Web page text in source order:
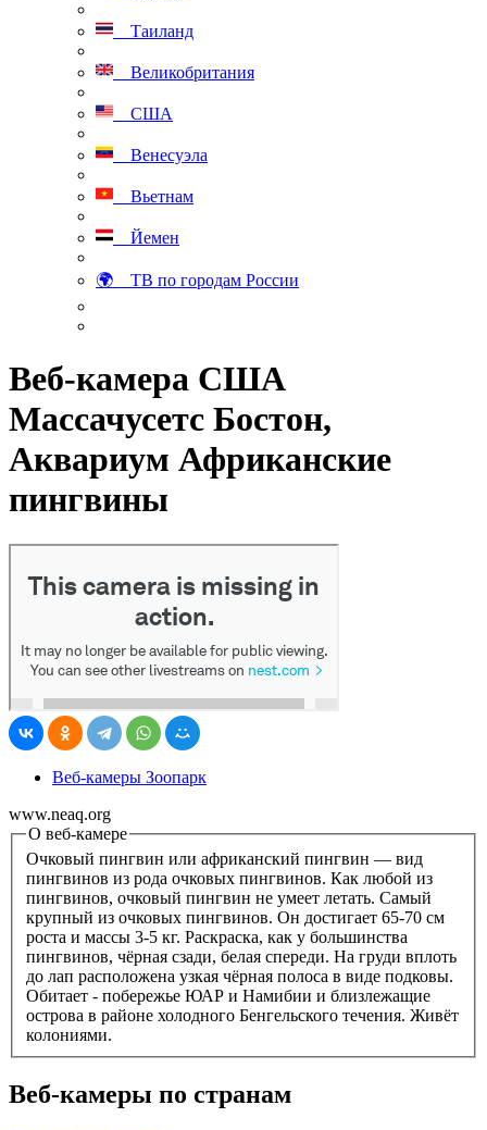
Таиланд
Великобритания
США
Венесуэла
Вьетнам
Йемен
🌍 ТВ по городам России
Веб-камера США
Массачусетс Бостон,
Аквариум Африканские
пингвины
Веб-камеры Зоопарк
www.neaq.org
О веб-камере
Очковый пингвин или африканский пингвин — вид
пингвинов из рода очковых пингвинов. Как любой из
пингвинов, очковый пингвин не умеет летать. Самый
крупный из очковых пингвинов. Он достигает 65-70 см
роста и массы 3-5 кг. Раскраска, как у большинства
пингвинов, чёрная сзади, белая спереди. На груди вплоть
до лап расположена узкая чёрная полоса в виде подковы.
Обитает - побережье ЮАР и Намибии и близлежащие
острова в районе холодного Бенгельского течения. Живёт
колониями.
Веб-камеры по странам